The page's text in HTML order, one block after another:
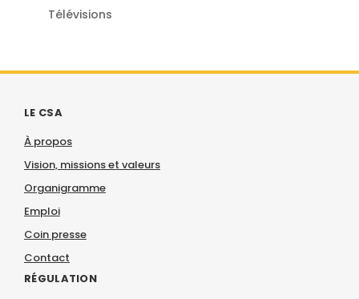
Télévisions
LE CSA
À propos
Vision, missions et valeurs
Organigramme
Emploi
Coin presse
Contact
RÉGULATION